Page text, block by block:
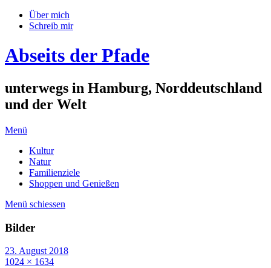
Über mich
Schreib mir
Abseits der Pfade
unterwegs in Hamburg, Norddeutschland
und der Welt
Menü
Kultur
Natur
Familienziele
Shoppen und Genießen
Menü schiessen
Bilder
23. August 2018
1024 × 1634